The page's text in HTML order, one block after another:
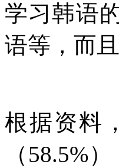
学习韩语
语等，而
根据资料
（58.5%